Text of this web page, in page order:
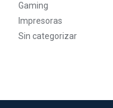
Gaming
Impresoras
Sin categorizar